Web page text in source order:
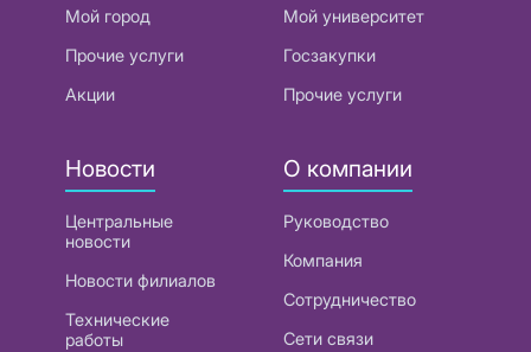
Мой город
Прочие услуги
Акции
Мой университет
Госзакупки
Прочие услуги
Новости
Центральные
новости
Новости филиалов
Технические
работы
О компании
Руководство
Компания
Сотрудничество
Сети связи